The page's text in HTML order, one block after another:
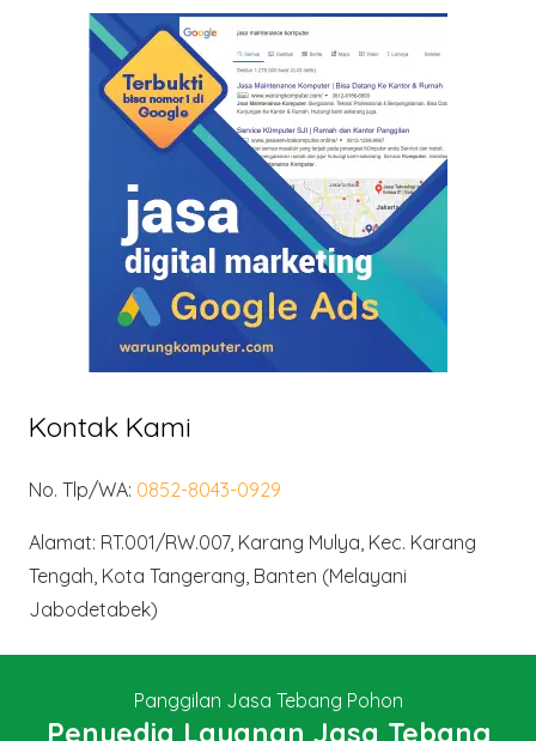
Kontak Kami
No. Tlp/WA: 0852-8043-0929
Alamat: RT.001/RW.007, Karang Mulya, Kec. Karang
Tengah, Kota Tangerang, Banten (Melayani
Jabodetabek)
Panggilan Jasa Tebang Pohon
Penyedia Layanan Jasa Tebang